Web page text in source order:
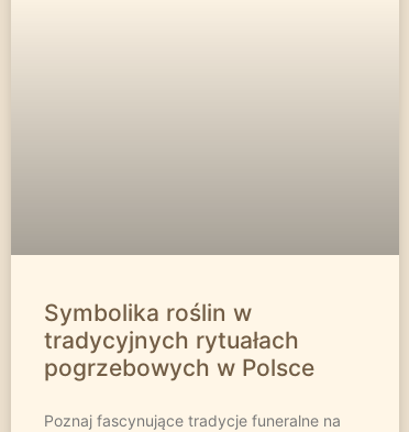
Symbolika roślin w
tradycyjnych rytuałach
pogrzebowych w Polsce
Poznaj fascynujące tradycje funeralne na